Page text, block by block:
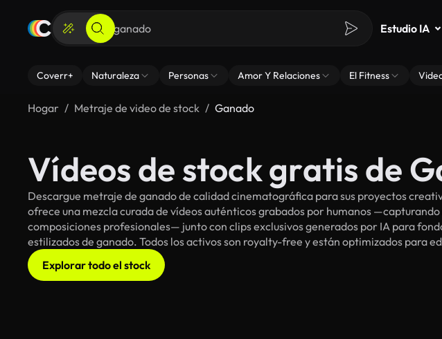
Estudio IA
Coverr+ Naturaleza Personas Amor Y Relaciones El Fitness
Hogar Metraje de video de stock Ganado
Vídeos de stock gratis de
Descargue metraje de ganado de calidad cinematográfica para sus proyectos
ofrece una mezcla curada de vídeos auténticos grabados por humanos
composiciones profesionales— junto con clips exclusivos generados por IA para
estilizados de ganado. Todos los activos son royalty-free y están optimizados para
Explorar todo el stock